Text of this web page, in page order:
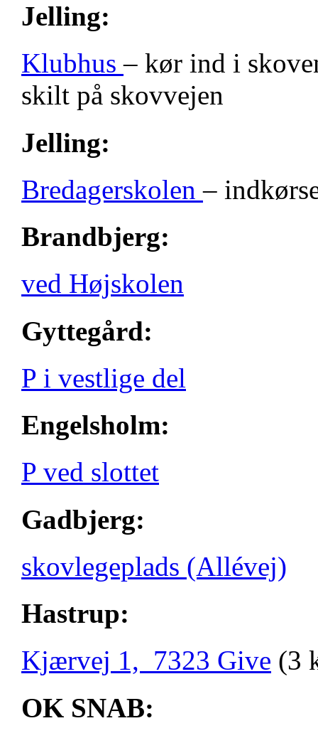
Jelling:
Klubhus– kør ind i
skilt på skovvejen
Jelling:
Bredagerskolen–
Brandbjerg:
ved Højskolen
Gyttegård:
P i vestlige del
Engelsholm:
P ved slottet
Gadbjerg:
skovlegeplads (Allévej)
Hastrup:
Kjærvej 1, 7323 Give (3
OK SNAB: